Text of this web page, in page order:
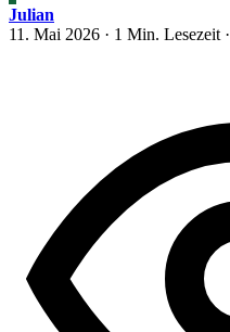
Julian
11. Mai 2026 · 1 Min. Lesezeit ·